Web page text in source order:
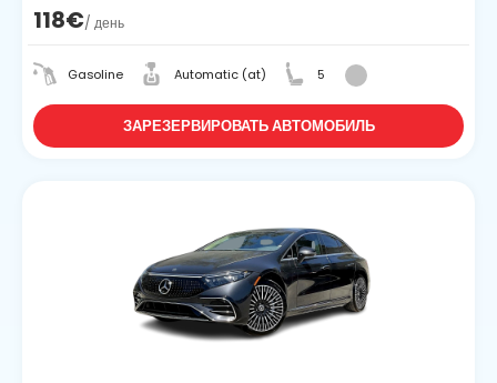
118€/ день
Gasoline Automatic (at) 5
ЗАРЕЗЕРВИРОВАТЬ АВТОМОБИЛЬ